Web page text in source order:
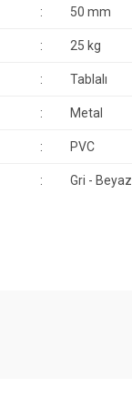
: 50 mm
: 25 kg
: Tablalı
: Metal
: PVC
: Gri - Beyaz